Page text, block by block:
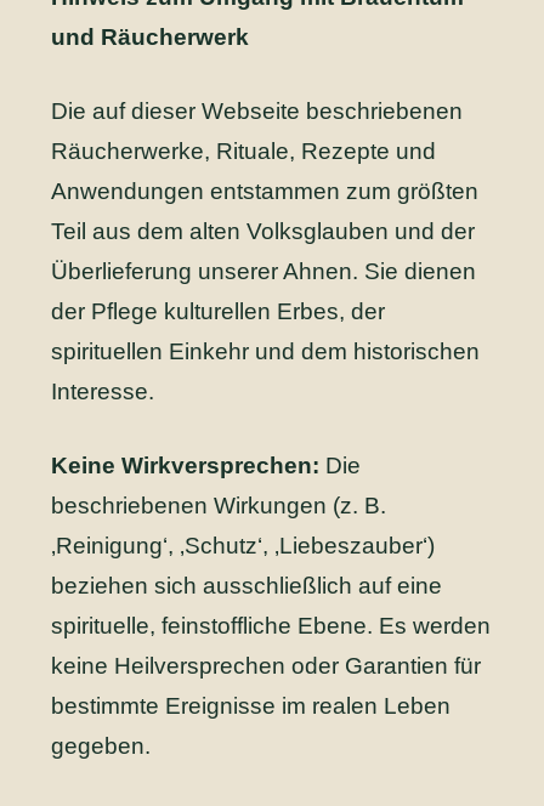
und Räucherwerk
Die auf dieser Webseite beschriebenen
Räucherwerke, Rituale, Rezepte und
Anwendungen entstammen zum größten
Teil aus dem alten Volksglauben und der
Überlieferung unserer Ahnen. Sie dienen
der Pflege kulturellen Erbes, der
spirituellen Einkehr und dem historischen
Interesse.
Keine Wirkversprechen: Die
beschriebenen Wirkungen (z. B.
‚Reinigung‘, ‚Schutz‘, ‚Liebeszauber‘)
beziehen sich ausschließlich auf eine
spirituelle, feinstoffliche Ebene. Es werden
keine Heilversprechen oder Garantien für
bestimmte Ereignisse im realen Leben
gegeben.